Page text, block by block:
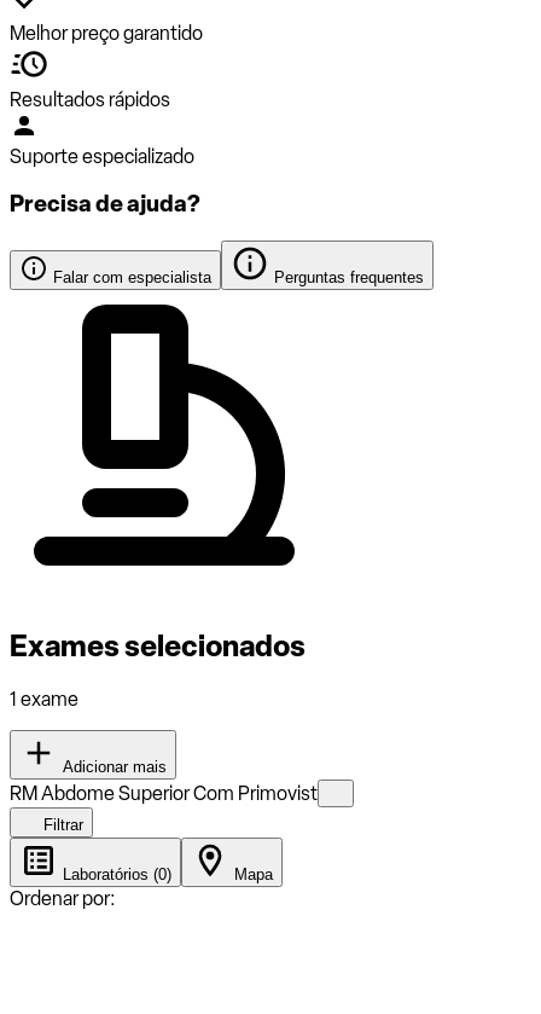
Melhor preço garantido
Resultados rápidos
Suporte especializado
Precisa de ajuda?
Falar com especialista Perguntas frequentes
Exames selecionados
1 exame
Adicionar mais
RM Abdome Superior Com Primovist
Filtrar
Laboratórios (0) Mapa
Ordenar por: